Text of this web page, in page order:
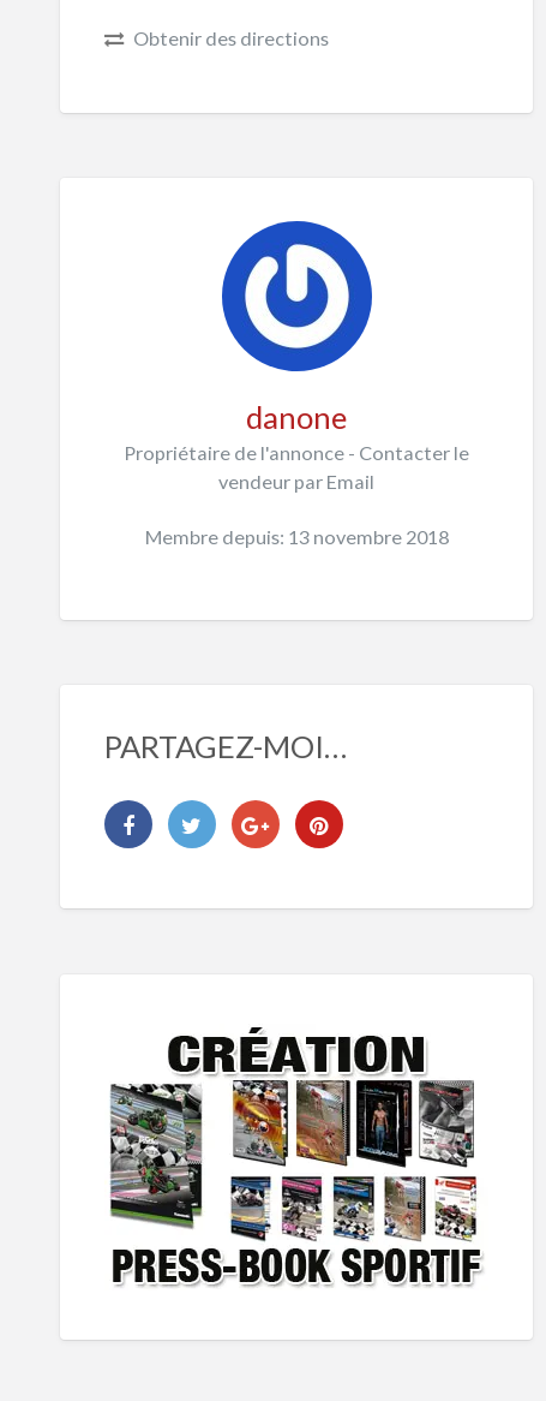
Obtenir des directions
danone
Propriétaire de l'annonce - Contacter le
vendeur par Email
Membre depuis: 13 novembre 2018
PARTAGEZ-MOI…